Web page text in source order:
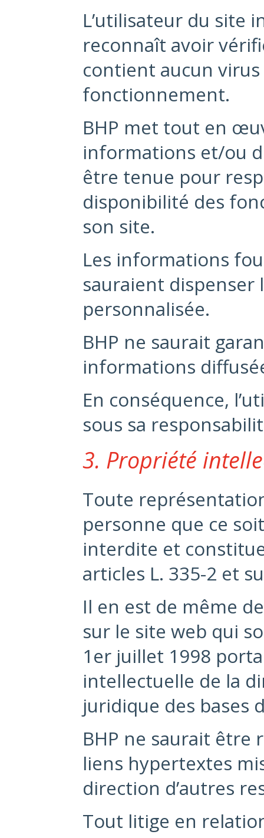
L’utilisateur du site
reconnaît avoir
contient aucun
fonctionnement.
BHP met tout en
informations et/ou
être tenue pour
disponibilité des
son site.
Les informations
sauraient dispenser
personnalisée.
BHP ne saurait
informations
En conséquence,
sous sa
3. Propriété
Toute
personne que ce
interdite et
articles L. 335-2 et
Il en est de même
sur le site web qui
1er juillet 1998
intellectuelle de la
juridique des bases
BHP ne saurait être
liens hypertextes
direction d’autres
Tout litige en